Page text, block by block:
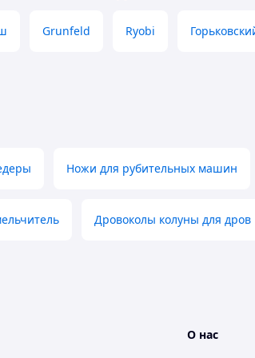
Grunfeld Ryobi
Ножи для рубительных машин
Дровоколы колуны для дров
О нас